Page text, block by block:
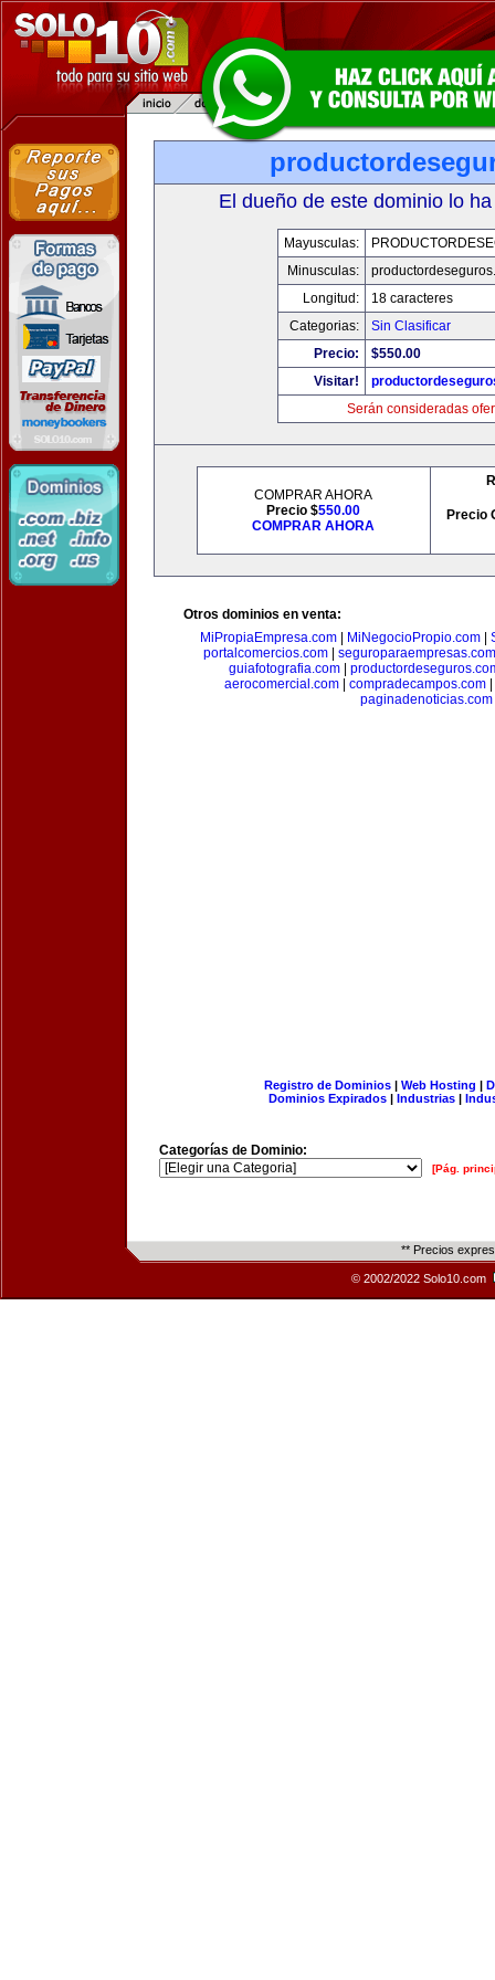
El dueño de este dominio lo
Mayusculas:
Minusculas:
Longitud:
18 caracteres
Categorias:
Sin Clasificar
Precio:
$550.00
Visitar!
Serán consideradas
COMPRAR AHORA
Precio $550.00
COMPRAR AHORA
Precio
Otros dominios en venta:
MiPropiaEmpresa.com
MiNegocioPropio.com
portalcomercios.com| seguroparaempresas.com
guiafotografia.com
aerocomercial.com| compradecampos.com|
paginadenoticias.com
Registro de Dominios| Web Hosting |
Dominios Expirados | Industrias |
Categorías de Dominio:
[Pág.
** Precios
© 2002/2022 Solo10.com